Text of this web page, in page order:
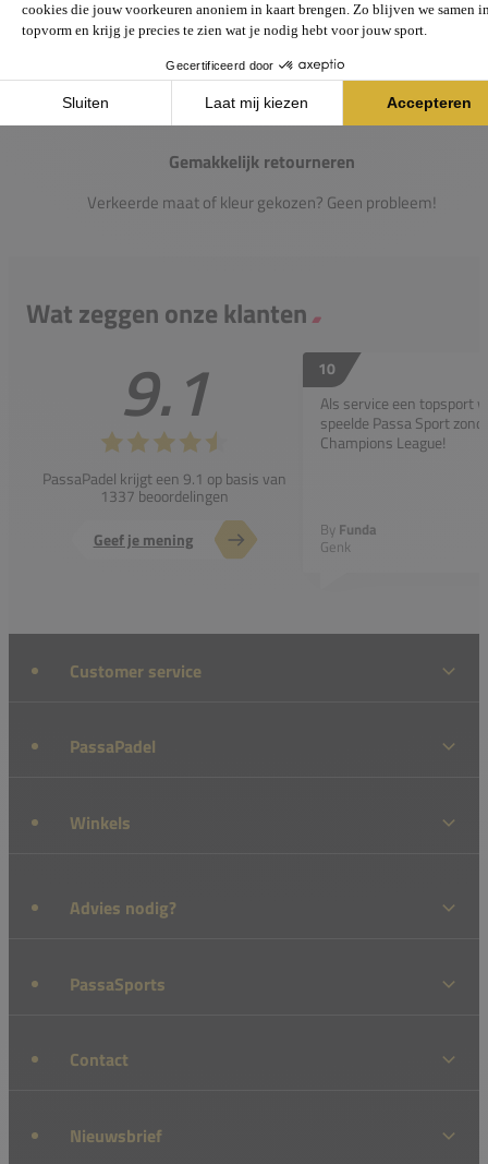
Gemakkelijk retourneren
Verkeerde maat of kleur gekozen? Geen probleem!
Wat zeggen onze klanten
9.1
PassaPadel krijgt een 9.1 op basis van
1337 beoordelingen
Geef je mening
10
Als service een topsport
speelde Passa Sport
Champions League!
By Funda
Genk
Customer service
PassaPadel
Winkels
Advies nodig?
PassaSports
Contact
Nieuwsbrief